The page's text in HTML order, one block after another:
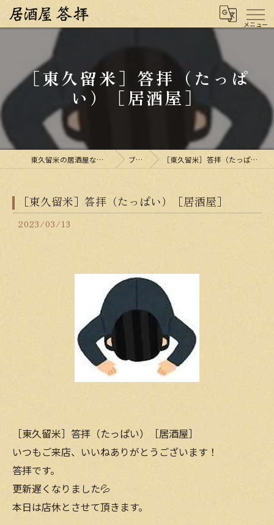
［東久留米］答拝（たっぱ
い）［居酒屋］
東久留米の居酒屋なら居酒屋 答拝 ブログ ［東久留米］答拝（たっぱい）［居酒屋］
［東久留米］答拝（たっぱい）［居酒屋］
2023/03/13
［東久留米］答拝（たっぱい）［居酒屋］
いつもご来店、いいねありがとうございます！
答拝です。
更新遅くなりました💦
本日は店休とさせて頂きます。